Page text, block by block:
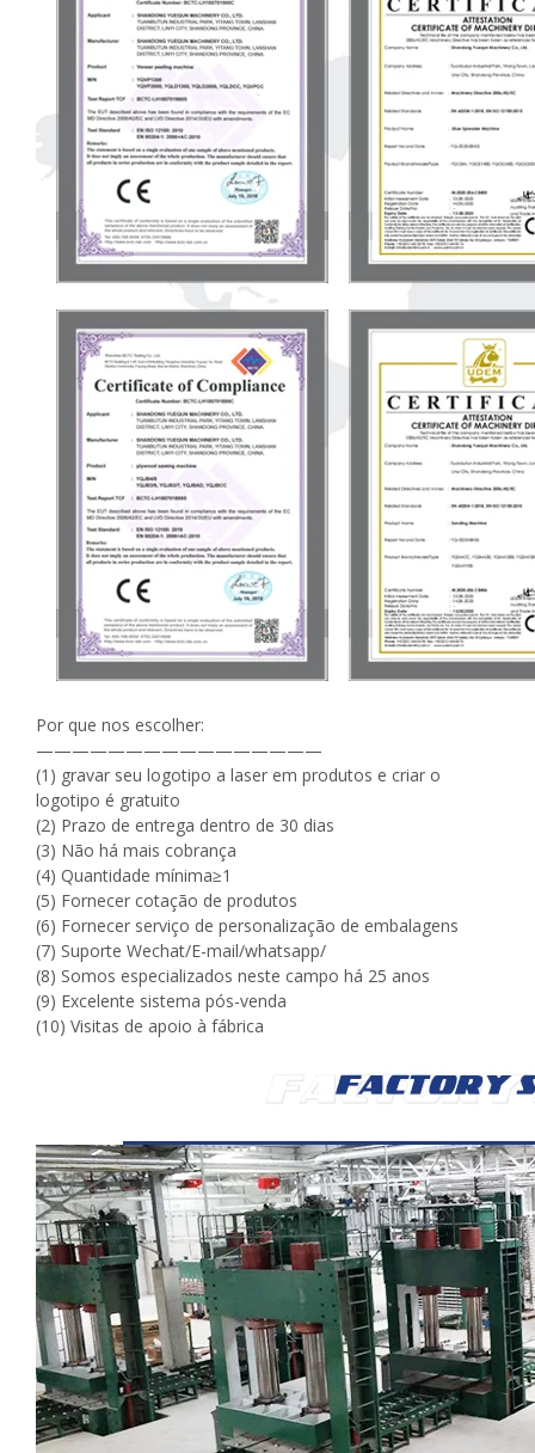
Por que nos escolher:
————————————————
(1) gravar seu logotipo a laser em produtos e criar o
logotipo é gratuito
(2) Prazo de entrega dentro de 30 dias
(3) Não há mais cobrança
(4) Quantidade mínima≥1
(5) Fornecer cotação de produtos
(6) Fornecer serviço de personalização de embalagens
(7) Suporte Wechat/E-mail/whatsapp/
(8) Somos especializados neste campo há 25 anos
(9) Excelente sistema pós-venda
(10) Visitas de apoio à fábrica